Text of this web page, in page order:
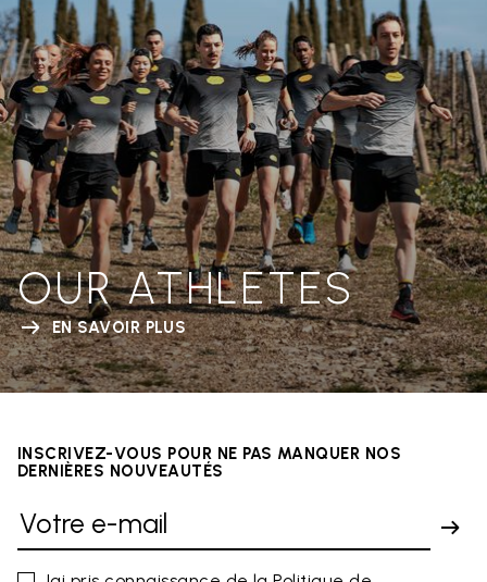
OUR ATHLETES
EN SAVOIR PLUS
INSCRIVEZ-VOUS POUR NE PAS MANQUER NOS
DERNIÈRES NOUVEAUTÉS